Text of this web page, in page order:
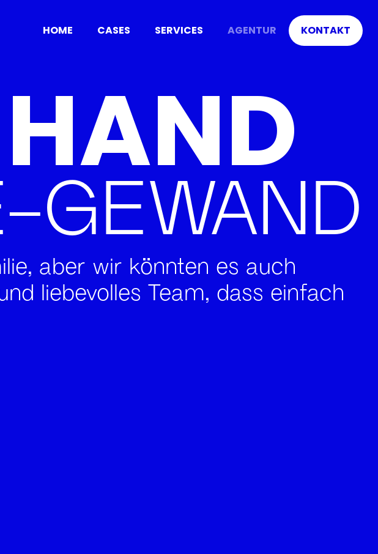
HOME CASES SERVICES AGENTUR KONTAKT
GEWAND
aber wir könnten es auch
liebevolles Team, dass einfach